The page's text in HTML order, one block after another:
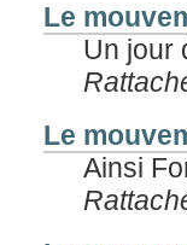
Le
Un jour
Le
Ainsi